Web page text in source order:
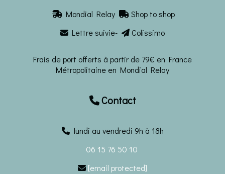
 Mondial Relay  Shop to shop
 Lettre suivie-  Colissimo
Frais de port offerts à partir de 79€ en France
Métropolitaine en Mondial Relay
Contact
lundi au vendredi 9h à 18h
06 15 76 50 10
 [email protected]